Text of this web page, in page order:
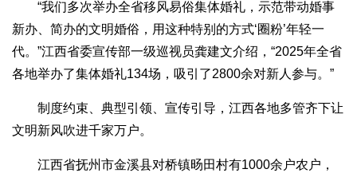
“我们多次举办全省移风易俗集体婚礼，示范带动婚事
新办、简办的文明婚俗，用这种特别的方式‘圈粉’年轻一
代。”江西省委宣传部一级巡视员龚建文介绍，“2025年全省
各地举办了集体婚礼134场，吸引了2800余对新人参与。”
制度约束、典型引领、宣传引导，江西各地多管齐下让
文明新风吹进千家万户。
江西省抚州市金溪县对桥镇旸田村有1000余户农户，